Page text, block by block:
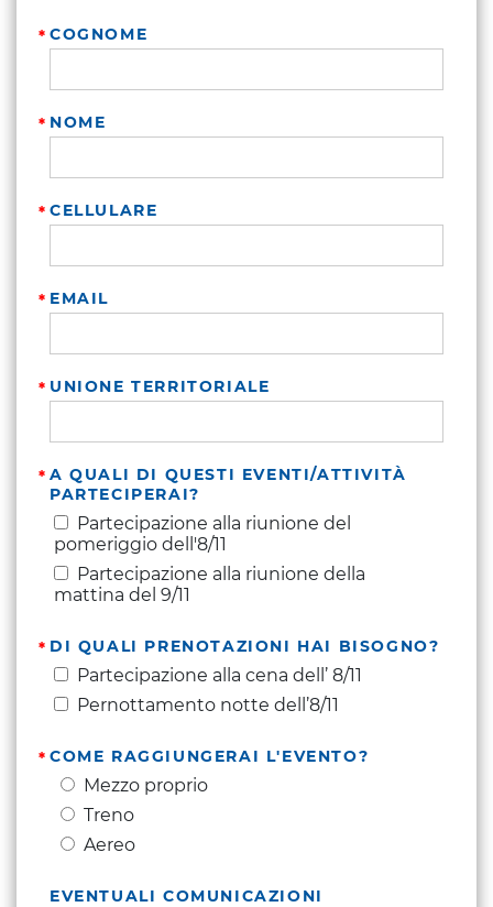
COGNOME
NOME
CELLULARE
EMAIL
UNIONE TERRITORIALE
A QUALI DI QUESTI EVENTI/ATTIVITÀ
PARTECIPERAI?
Partecipazione alla riunione del
pomeriggio dell'8/11
Partecipazione alla riunione della
mattina del 9/11
DI QUALI PRENOTAZIONI HAI BISOGNO?
Partecipazione alla cena dell’ 8/11
Pernottamento notte dell’8/11
COME RAGGIUNGERAI L'EVENTO?
Mezzo proprio
Treno
Aereo
EVENTUALI COMUNICAZIONI